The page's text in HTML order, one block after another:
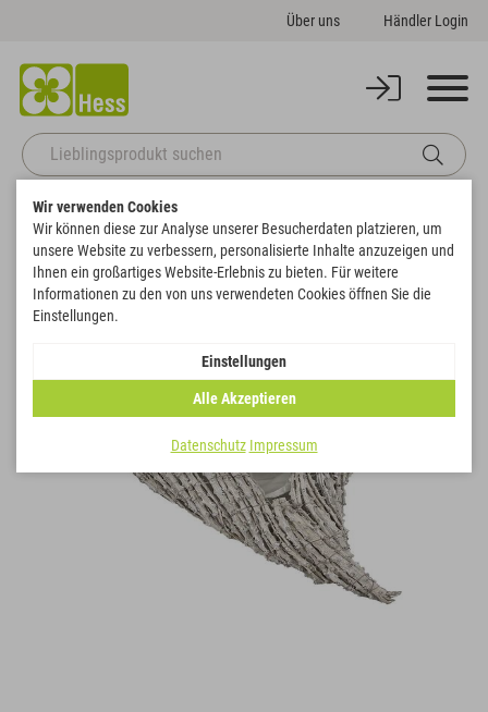
Über uns Händler Login
Startseite Korbwaren
Zurück zur Artikelübersicht
Wir verwenden Cookies
Wir können diese zur Analyse unserer Besucherdaten platzieren, um
unsere Website zu verbessern, personalisierte Inhalte anzuzeigen und
Ihnen ein großartiges Website-Erlebnis zu bieten. Für weitere
Informationen zu den von uns verwendeten Cookies öffnen Sie die
Einstellungen.
Einstellungen
Alle Akzeptieren
Datenschutz Impressum